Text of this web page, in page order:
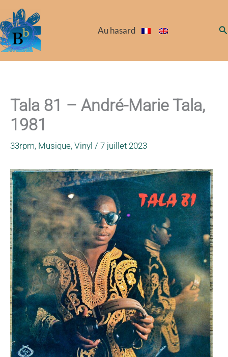
au
contenu
Au hasard
Tala 81 – André-Marie Tala,
1981
33rpm, Musique, Vinyl / 7 juillet 2023